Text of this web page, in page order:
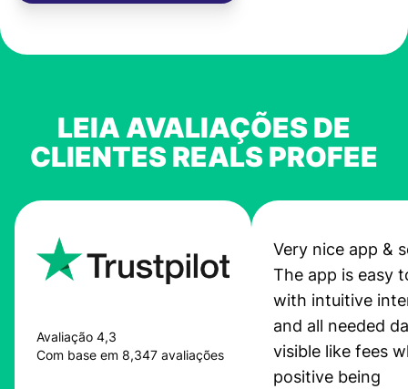
LEIA AVALIAÇÕES DE
CLIENTES REALS PROFEE
Avaliação 4,3
Com base em 8,347 avaliações
Very nice app &
The app is easy
with intuitive
and all needed
visible like fees
positive being